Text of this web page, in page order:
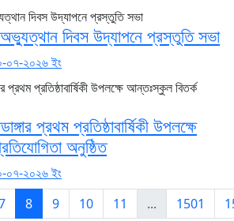
দিবস উদ্যাপনে প্রস্তুতি সভা
০৭-২০২৬ ইং
প্রথম প্রতিষ্ঠাবার্ষিকী উপলক্ষে
অনুষ্ঠিত
০৭-২০২৬ ইং
8 9 10 11 ... 1501